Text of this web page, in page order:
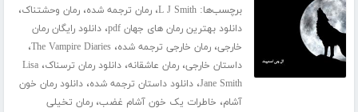
برچسب‌ها:L J Smith،رمان ترجمه شده،رمان وحشتناک،
دانلود بهترین رمان های جهان pdf ،دانلود رایگان رمان
خارجی،رمان خارجی ترجمه شده،The Vampire Diaries،
داستان خارجی،رمان عاشقانه،دانلود رمان ترسناک،Lisa
Jane Smith،دانلود داستان ترجمه شده،دانلود رمان خون
آشام، خاطرات یک خون آشام غضب،رمان تخیلی